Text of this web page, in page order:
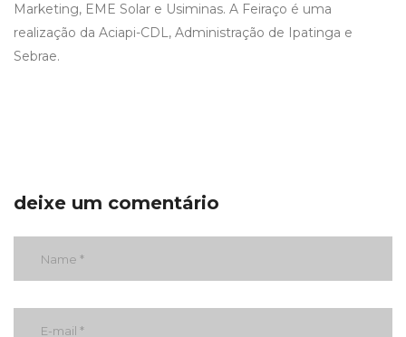
Marketing, EME Solar e Usiminas. A Feiraço é uma
realização da Aciapi-CDL, Administração de Ipatinga e
Sebrae.
deixe um comentário